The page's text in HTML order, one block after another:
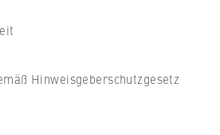
Hinweisgeberschutzgesetz